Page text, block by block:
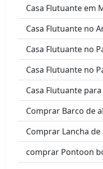
Casa Flutuante em
Casa Flutuante no
Casa Flutuante no
Casa Flutuante no
Casa Flutuante
Comprar Barco de
Comprar Lancha
comprar Pontoon